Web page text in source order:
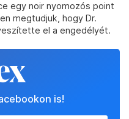
egy noir nyomozós point
megtudjuk, hogy Dr.
el a engedélyét.
is!